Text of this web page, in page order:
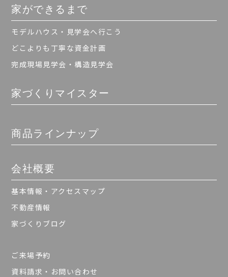
家ができるまで
モデルハウス・見学会へ行こう
どこよりも丁寧な資金計画
完成現場見学会・構造見学会
家づくりマイスター
商品ラインナップ
会社概要
基本情報・アクセスマップ
不動産情報
家づくりブログ
ご来場予約
資料請求・お問い合わせ